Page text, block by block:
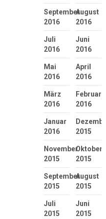
September
2016
August
2016
Juli
2016
Juni
2016
Mai
2016
April
2016
März
2016
Februar
2016
Januar
2016
2015
November
2015
Oktober
2015
September
2015
August
2015
Juli
2015
Juni
2015